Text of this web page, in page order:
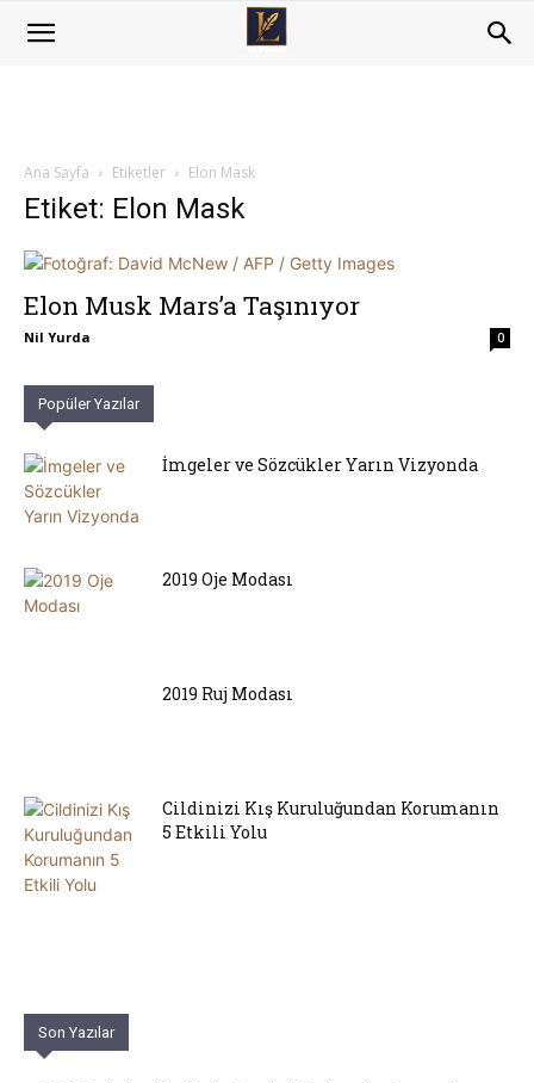
Ana Sayfa Etiketler Elon Mask
Etiket: Elon Mask
Elon Musk Mars’a Taşınıyor
Nil Yurda 0
Popüler Yazılar
İmgeler ve Sözcükler Yarın Vizyonda
2019 Oje Modası
2019 Ruj Modası
Cildinizi Kış Kuruluğundan Korumanın
5 Etkili Yolu
Son Yazılar